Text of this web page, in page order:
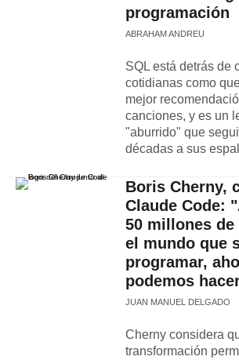
programación
ABRAHAM ANDREU
SQL está detrás de
cotidianas como
mejor
canciones, y es un
"aburrido" que
décadas a sus
Boris Cherny,
Claude Code:
50 millones de
el mundo que
programar,
podemos
JUAN MANUEL DELGADO
Cherny considera
transformación